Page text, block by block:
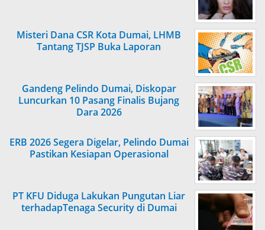
Misteri Dana CSR Kota Dumai, LHMB
Tantang TJSP Buka Laporan
Gandeng Pelindo Dumai, Diskopar
Luncurkan 10 Pasang Finalis Bujang
Dara 2026
ERB 2026 Segera Digelar, Pelindo Dumai
Pastikan Kesiapan Operasional
PT KFU Diduga Lakukan Pungutan Liar
terhadapTenaga Security di Dumai